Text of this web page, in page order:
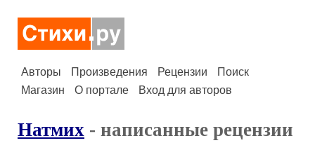
Авторы Произведения Рецензии
Поиск
Магазин
О портале Вход для авторов
Натмих - написанные рецензии